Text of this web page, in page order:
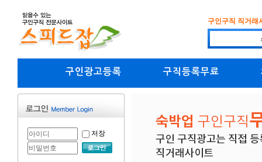
구인구직 직거래
구인광고등록 구직등록무료
저장